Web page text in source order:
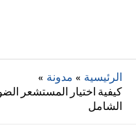
الرئيسية
مدونة
كيفية اختيار المستشعر
الشامل